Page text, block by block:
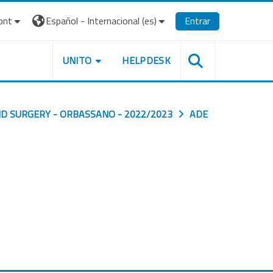
Español - Internacional ‎(es)‎ Entrar
UNITO HELPDESK
SURGERY - ORBASSANO - 2022/2023
ADE